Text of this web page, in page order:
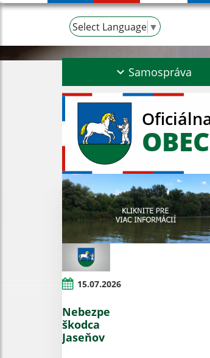
Select Language ▼
Samospráva
15.07.2026
Nebezpečný
škodca
Jaseňov